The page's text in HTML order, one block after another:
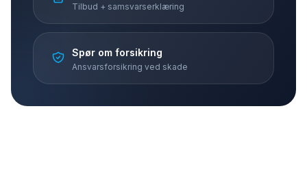
Tilbud + samsvarserklæring
Spør om forsikring
Ansvarsforsikring ved skade